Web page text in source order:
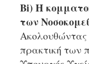
Βi) Η
των
Ακολουθώντας
πρακτική των